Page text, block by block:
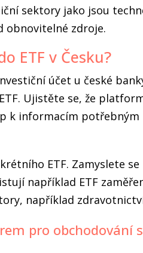
sektory jako jsou
obnovitelné zdroje.
ETF v Česku?
účet u české
Ujistěte se, že
k informacím potřebným
ETF. Zamyslete
například ETF
například
pro obchodování s